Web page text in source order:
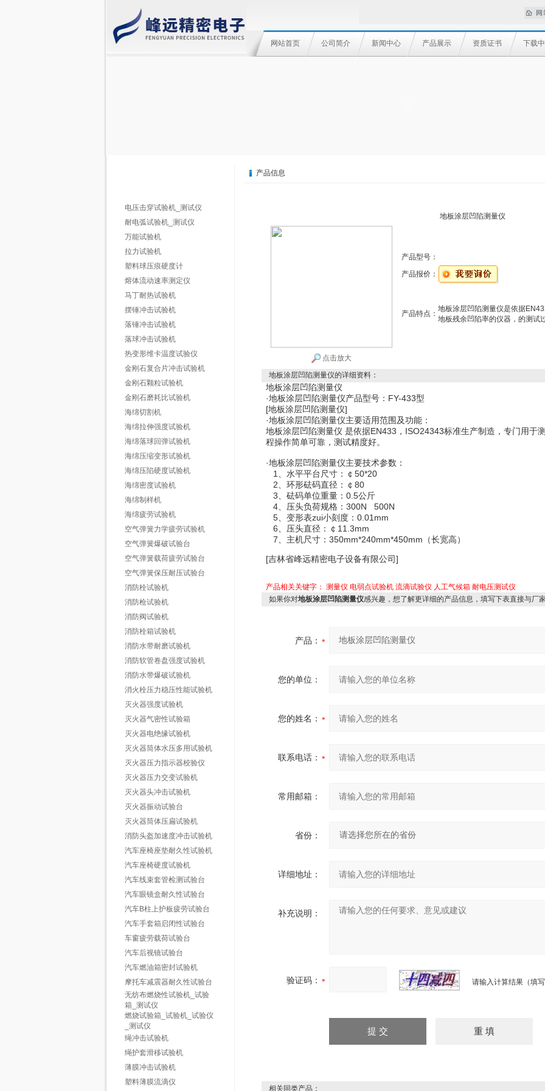
网站首页 公司简介 新闻中心 产品展示 资质证书 下载
电压击穿试验机_测试仪
耐电弧试验机_测试仪
万能试验机
拉力试验机
塑料球压痕硬度计
熔体流动速率测定仪
马丁耐热试验机
摆锤冲击试验机
落锤冲击试验机
落球冲击试验机
热变形维卡温度试验仪
金刚石复合片冲击试验机
金刚石颗粒试验机
金刚石磨耗比试验机
海绵切割机
海绵拉伸强度试验机
海绵落球回弹试验机
海绵压缩变形试验机
海绵压陷硬度试验机
海绵密度试验机
海绵制样机
海绵疲劳试验机
空气弹簧力学疲劳试验机
空气弹簧爆破试验台
空气弹簧载荷疲劳试验台
空气弹簧保压耐压试验台
消防栓试验机
消防枪试验机
消防阀试验机
消防栓箱试验机
消防水带耐磨试验机
消防软管卷盘强度试验机
消防水带爆破试验机
消火栓压力稳压性能试验机
灭火器强度试验机
灭火器气密性试验箱
灭火器电绝缘试验机
灭火器筒体水压多用试验机
灭火器压力指示器校验仪
灭火器压力交变试验机
灭火器头冲击试验机
灭火器振动试验台
灭火器筒体压扁试验机
消防头盔加速度冲击试验机
汽车座椅座垫耐久性试验机
汽车座椅硬度试验机
汽车线束套管检测试验台
汽车眼镜盒耐久性试验台
汽车B柱上护板疲劳试验台
汽车手套箱启闭性试验台
车窗疲劳载荷试验台
汽车后视镜试验台
汽车燃油箱密封试验机
摩托车减震器耐久性试验台
无纺布燃烧性试验机_试验
箱_测试仪
燃烧试验箱_试验机_试验仪
_测试仪
绳冲击试验机
绳护套滑移试验机
薄膜冲击试验机
塑料薄膜流滴仪
产品信息
地板涂层凹陷测量仪
点击放大
产品型号：
产品报价：
产品特点：
地板涂层凹陷测量仪是依据
地板残余凹陷率的仪器，的测试
地板涂层凹陷测量仪的详细资料：
地板涂层凹陷测量仪
·地板涂层凹陷测量仪产品型号：FY-433型
[地板涂层凹陷测量仪]
·地板涂层凹陷测量仪主要适用范围及功能：
地板涂层凹陷测量仪 是依据EN433，ISO24343标准生产制造，专门用于
程操作简单可靠，测试精度好。
·地板涂层凹陷测量仪主要技术参数：
1、水平平台尺寸：￠50*20
2、环形砝码直径：￠80
3、砝码单位重量：0.5公斤
4、压头负荷规格：300N 500N
5、变形表zui小刻度：0.01mm
6、压头直径：￠11.3mm
7、主机尺寸：350mm*240mm*450mm（长宽高）
[吉林省峰远精密电子设备有限公司]
产品相关关键字： 测量仪 电弱点试验机 流滴试验仪 人工气候箱 耐电压测试仪
如果你对地板涂层凹陷测量仪感兴趣，想了解更详细的产品信息，填写下表直接与厂
产品：
您的单位：
您的姓名：
联系电话：
常用邮箱：
省份：
详细地址：
补充说明：
验证码： 请输入计算结果（填
相关同类产品：